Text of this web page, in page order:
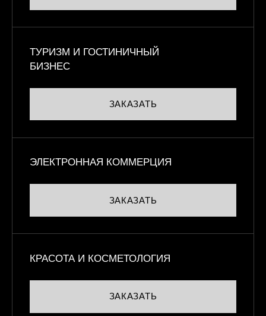
ТУРИЗМ И ГОСТИНИЧНЫЙ
БИЗНЕС
ЗАКАЗАТЬ
ЭЛЕКТРОННАЯ КОММЕРЦИЯ
ЗАКАЗАТЬ
КРАСОТА И КОСМЕТОЛОГИЯ
ЗАКАЗАТЬ